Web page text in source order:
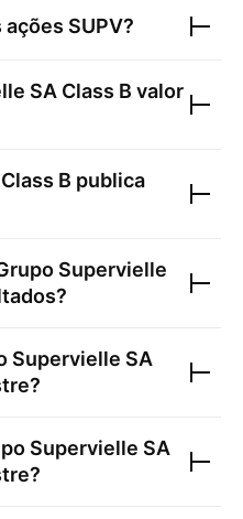
ações SUPV?
SA Class B valor
B publica
Supervielle
Supervielle SA
Supervielle SA